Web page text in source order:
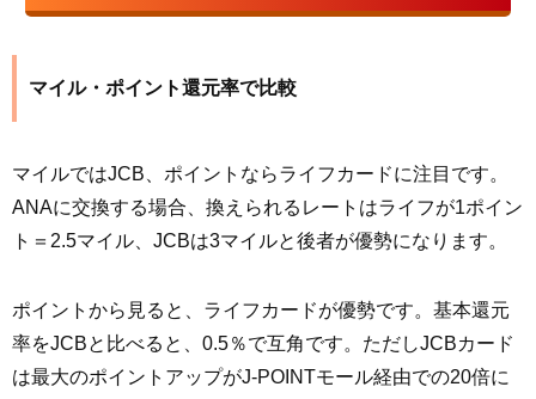
マイル・ポイント還元率で比較
マイルではJCB、ポイントならライフカードに注目です。
ANAに交換する場合、換えられるレートはライフが1ポイン
ト＝2.5マイル、JCBは3マイルと後者が優勢になります。
ポイントから見ると、ライフカードが優勢です。基本還元
率をJCBと比べると、0.5％で互角です。ただしJCBカード
は最大のポイントアップがJ-POINTモール経由での20倍に